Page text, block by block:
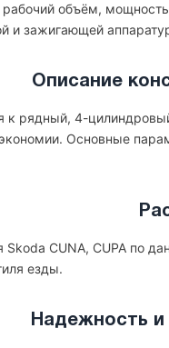
рабочий объём,
и зажигающей
Описание
к рядный, 4-
экономии. Основные
CUNA, CUPA по
езды.
Надежность